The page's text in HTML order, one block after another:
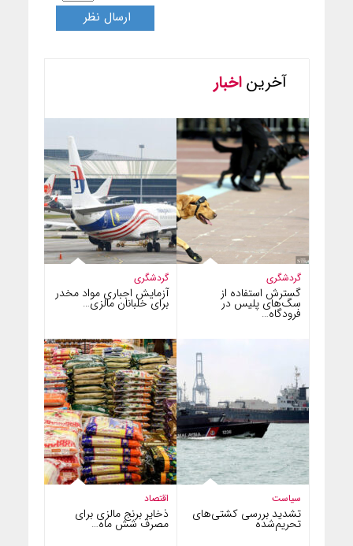
آخریناخبار
گردشگری
آزمایش اجباری مواد مخدر
برای خلبانان مالزی…
گردشگری
گسترش استفاده از
سگ‌های پلیس در
فرودگاه…
اقتصاد
ذخایر برنج مالزی برای
مصرف شش ماه…
سیاست
تشدید بررسی کشتی‌های
تحریم‌شده